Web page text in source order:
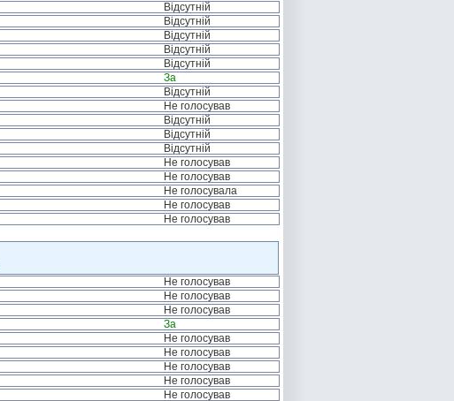
Відсутній
Відсутній
Відсутній
Відсутній
Відсутній
За
Відсутній
Не голосував
Відсутній
Відсутній
Відсутній
Не голосував
Не голосував
Не голосувала
Не голосував
Не голосував
Не голосував
Не голосував
Не голосував
За
Не голосував
Не голосував
Не голосував
Не голосував
Не голосував